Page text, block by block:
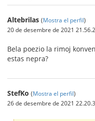
Altebrilas (Mostra el perfil)
20 de desembre de 2021
Bela poezio la rimoj
estas nepra?
StefKo (Mostra el perfil)
26 de desembre de 2021